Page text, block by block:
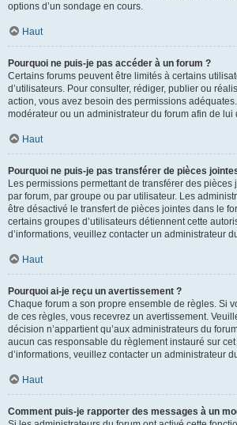
options d’un sondage en cours.
Haut
Pourquoi ne puis-je pas accéder à un forum ?
Certains forums peuvent être limités à certains
d’utilisateurs. Pour consulter, rédiger, publier ou
action, vous avez besoin des permissions
modérateur ou un administrateur du forum afin de lui
Haut
Pourquoi ne puis-je pas transférer de pièces
Les permissions permettant de transférer des pièces
par forum, par groupe ou par utilisateur. Les
être désactivé le transfert de pièces jointes dans le
certains groupes d’utilisateurs détiennent cette
d’informations, veuillez contacter un administrateur
Haut
Pourquoi ai-je reçu un avertissement ?
Chaque forum a son propre ensemble de règles. Si
de ces règles, vous recevrez un avertissement.
décision n’appartient qu’aux administrateurs du
aucun cas responsable du règlement instauré sur
d’informations, veuillez contacter un administrateur
Haut
Comment puis-je rapporter des messages à un